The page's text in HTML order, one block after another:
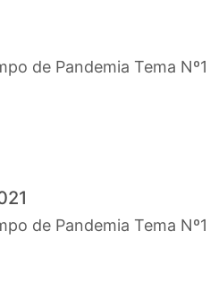
de Pandemia Tema
de Pandemia Tema